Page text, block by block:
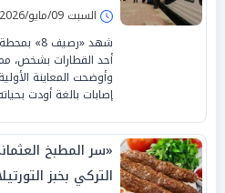
السبت 09/مايو/2026 - 07:01 م
شهد «رصيف
أحد القطارات بشخص،
وأوضحت المعاينة
إصابات بالغة أودت
«سر المطبخ
التركي بخبز